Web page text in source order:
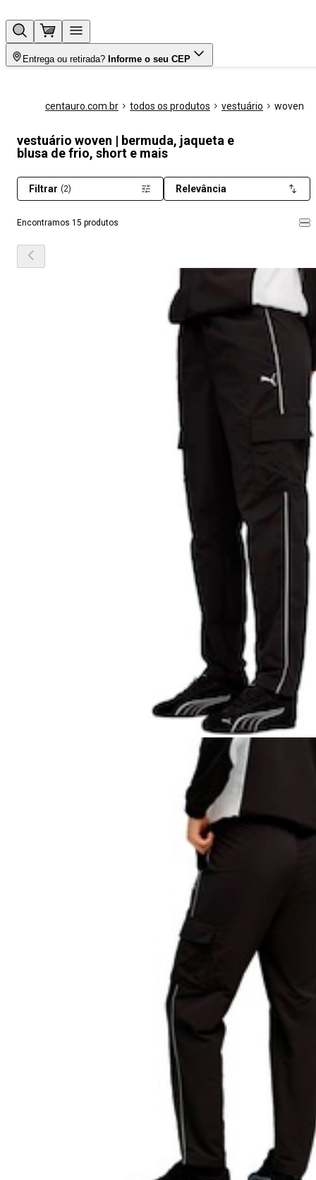
Entrega ou retirada? Informe o seu CEP
centauro.com.br todos os produtos vestuário woven
vestuário woven | bermuda, jaqueta e
blusa de frio, short e mais
Encontramos 15 produtos
Filtrar (2) Relevância